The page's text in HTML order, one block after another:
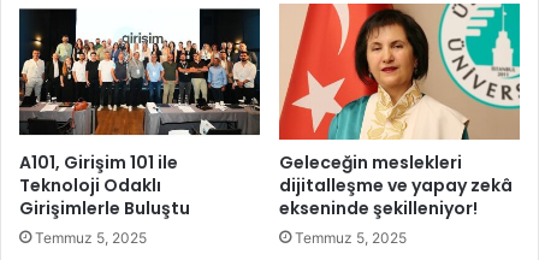
a
y
a
n
Y
n
’
d
K
a
ı
A101, Girişim 101 ile
Teknoloji Odaklı
Girişimlerle Buluştu
Temmuz 5, 2025
Geleceğin meslekleri
dijitalleşme ve yapay zekâ
ekseninde şekilleniyor!
Temmuz 5, 2025